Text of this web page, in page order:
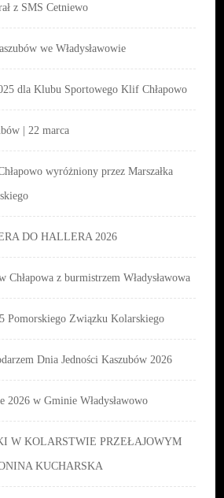
z SMS Cetniewo
we Władysławowie
dla Klubu Sportowego Klif Chłapowo
| 22 marca
wyróżniony przez Marszałka
DO HALLERA 2026
Chłapowa z burmistrzem Władysławowa
Pomorskiego Związku Kolarskiego
Dnia Jedności Kaszubów 2026
2026 w Gminie Władysławowo
W KOLARSTWIE PRZEŁAJOWYM
KUCHARSKA